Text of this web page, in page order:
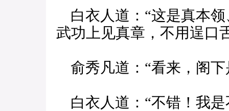
白衣人道：“这是真本
武功上见真章，不用逞口
俞秀凡道：“看来，阁下
白衣人道：“不错！我